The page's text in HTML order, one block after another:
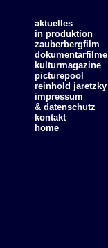
aktuelles
in produktion
zauberbergfilm
dokumentarfilme
kulturmagazine
picturepool
reinhold jaretzky
impressum
& datenschutz
kontakt
home